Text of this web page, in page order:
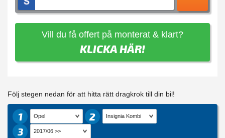
Vill du få offert på monterat & klart?
KLICKA HÄR!
Följ stegen nedan för att hitta rätt dragkrok till din bil!
1
2
3